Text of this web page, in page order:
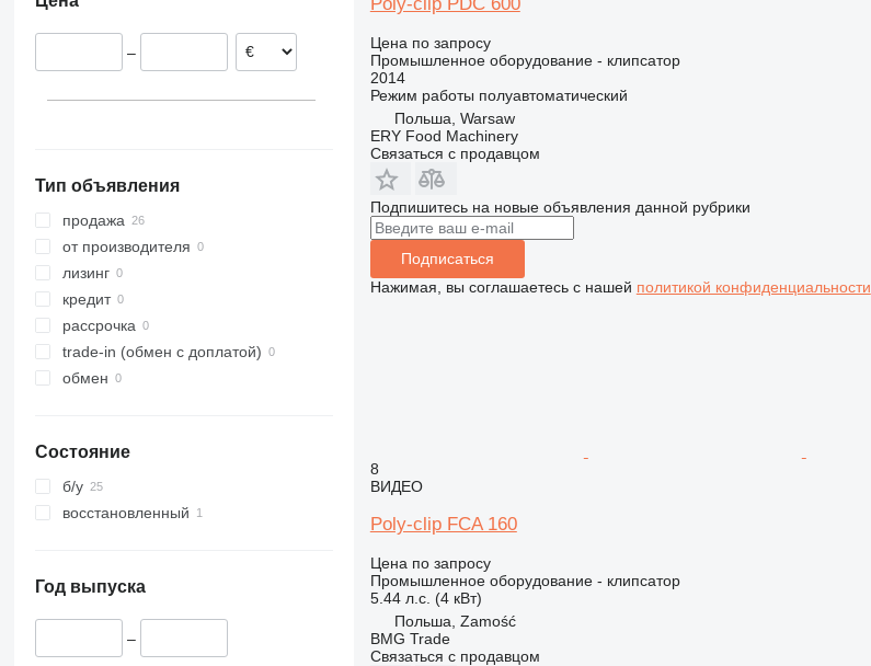
Нидерланды
Испания
–
Тип объявления
продажа
от производителя
лизинг
кредит
рассрочка
trade-in (обмен с доплатой)
обмен
Состояние
б/у
восстановленный
Год выпуска
–
Цена по запросу
Промышленное оборудование - клипсатор
2014
Режим работы полуавтоматический
Польша, Warsaw
ERY Food Machinery
Связаться с продавцом
Подпишитесь на новые объявления данной рубрики
Подписаться
Нажимая, вы соглашаетесь с нашей политикой конфиденциальности
8
ВИДЕО
Poly-clip FCA 160
Цена по запросу
Промышленное оборудование - клипсатор
5.44 л.с. (4 кВт)
Польша, Zamość
BMG Trade
Связаться с продавцом